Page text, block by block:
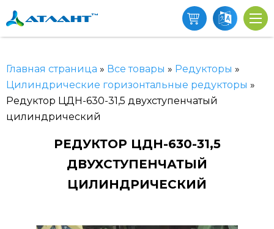
Главная страница » Все товары » Редукторы »
Цилиндрические горизонтальные редукторы »
Редуктор ЦДН-630-31,5 двухступенчатый
цилиндрический
РЕДУКТОР ЦДН-630-31,5
ДВУХСТУПЕНЧАТЫЙ
ЦИЛИНДРИЧЕСКИЙ